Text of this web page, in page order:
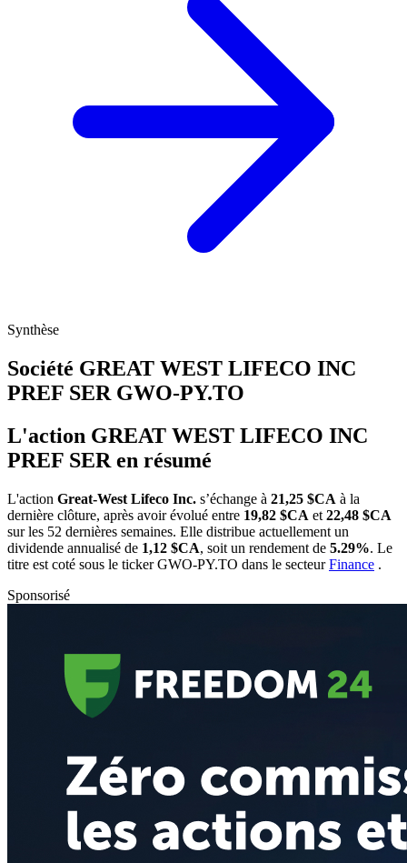
Synthèse
Société GREAT WEST LIFECO INC
PREF SER GWO-PY.TO
L'action GREAT WEST LIFECO INC
PREF SER en résumé
L'action Great-West Lifeco Inc. s’échange à 21,25 $CA à la
dernière clôture, après avoir évolué entre 19,82 $CA et 22,48 $CA
sur les 52 dernières semaines. Elle distribue actuellement un
dividende annualisé de 1,12 $CA, soit un rendement de 5.29%. Le
titre est coté sous le tickerGWO-PY.TO dans le secteurFinance .
Sponsorisé